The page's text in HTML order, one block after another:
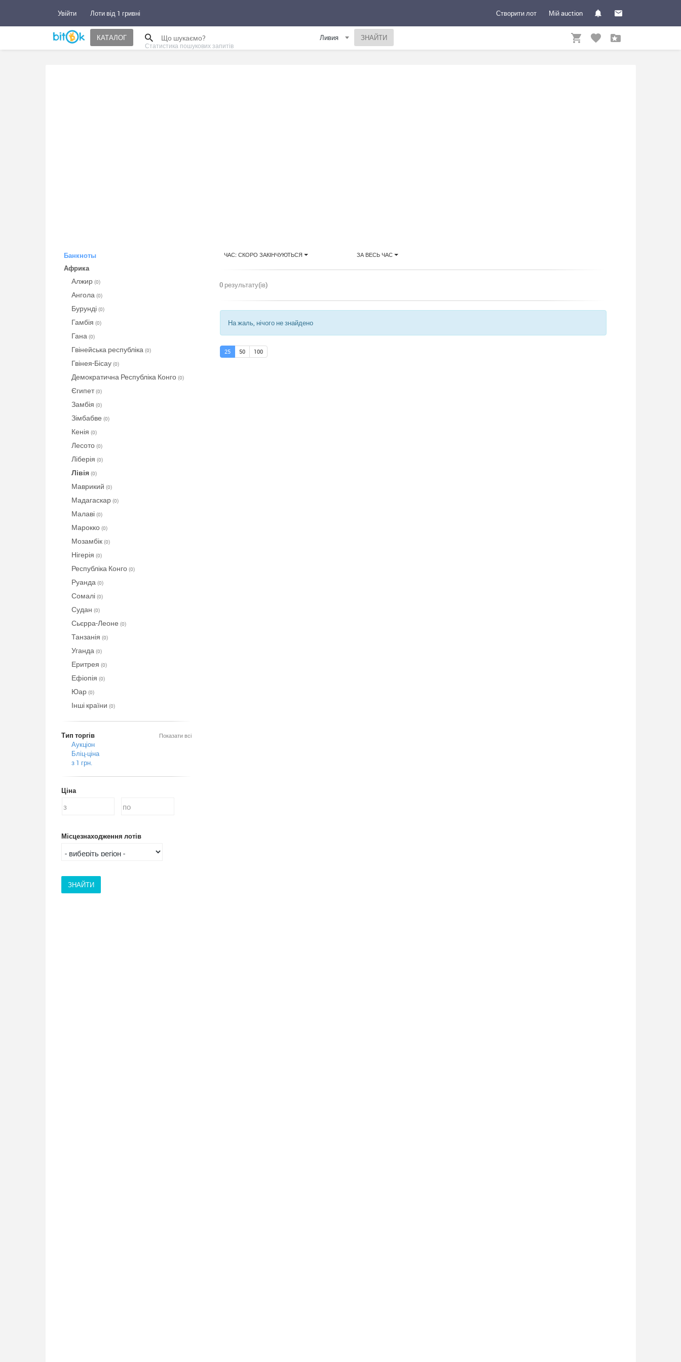
Увійти Лоти від 1 гривні Мій auction
Створити лот
КАТАЛОГ
Статистика пошукових запитів
Ливия
Банкноты
Африка
Алжир (0)
Ангола (0)
Бурунді (0)
Гамбія (0)
Гана (0)
Гвінейська республіка (0)
Гвінея-Бісау (0)
Демократична Республіка Конго (0)
Єгипет(0)
Замбія (0)
Зімбабве (0)
Кенія (0)
Лесото (0)
Ліберія (0)
Лівія (0)
Маврикий (0)
Мадагаскар (0)
Малаві (0)
Марокко (0)
Мозамбік (0)
Нігерія (0)
Республіка Конго (0)
Руанда (0)
Сомалі (0)
Судан (0)
Сьєрра-Леоне (0)
Танзанія (0)
Уганда (0)
Еритрея (0)
Ефіопія (0)
Юар (0)
Інші країни (0)
Показати всі
Тип торгів
Аукціон
Бліц-ціна
з 1 грн.
Ціна
Місцезнаходження лотів
ЧАС: СКОРО ЗАКІНЧУЮТЬСЯ ЗА ВЕСЬ ЧАС
0 результату(ів)
На жаль, нічого не знайдено
25 50 100